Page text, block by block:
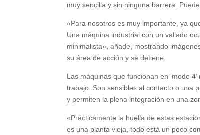
muy sencilla y sin ninguna barrera.
«Para nosotros es muy importante, ya
Una máquina industrial con un vallado
minimalista», añade, mostrando
su área de acción y se detiene.
Las máquinas que funcionan en ‘modo
trabajo. Son sensibles al contacto o una
y permiten la plena integración en una
«Prácticamente la huella de estas
es una planta vieja, todo está un poco